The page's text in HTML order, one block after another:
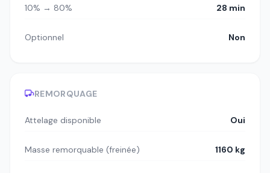
10% → 80% 28 min
Optionnel Non
REMORQUAGE
Attelage disponible Oui
Masse remorquable (freinée) 1160 kg